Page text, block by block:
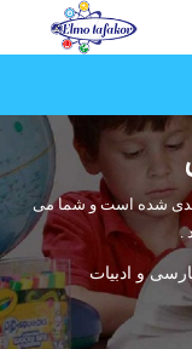
شده است و شما می
.
و ادبیات